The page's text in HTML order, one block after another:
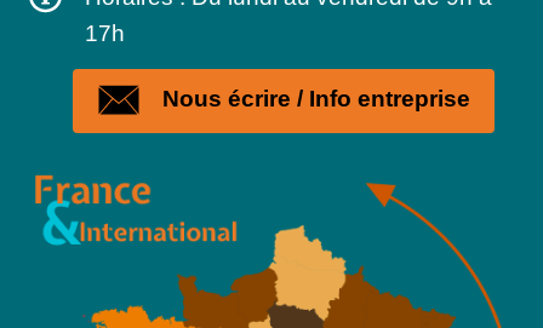
17h
Nous écrire / Info entreprise